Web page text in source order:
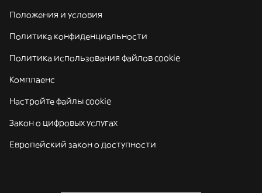
Положения и условия
Политика конфиденциальности
Политика использования файлов cookie
Комплаенс
Настройте файлы cookie
Закон о цифровых услугах
Европейский закон о доступности